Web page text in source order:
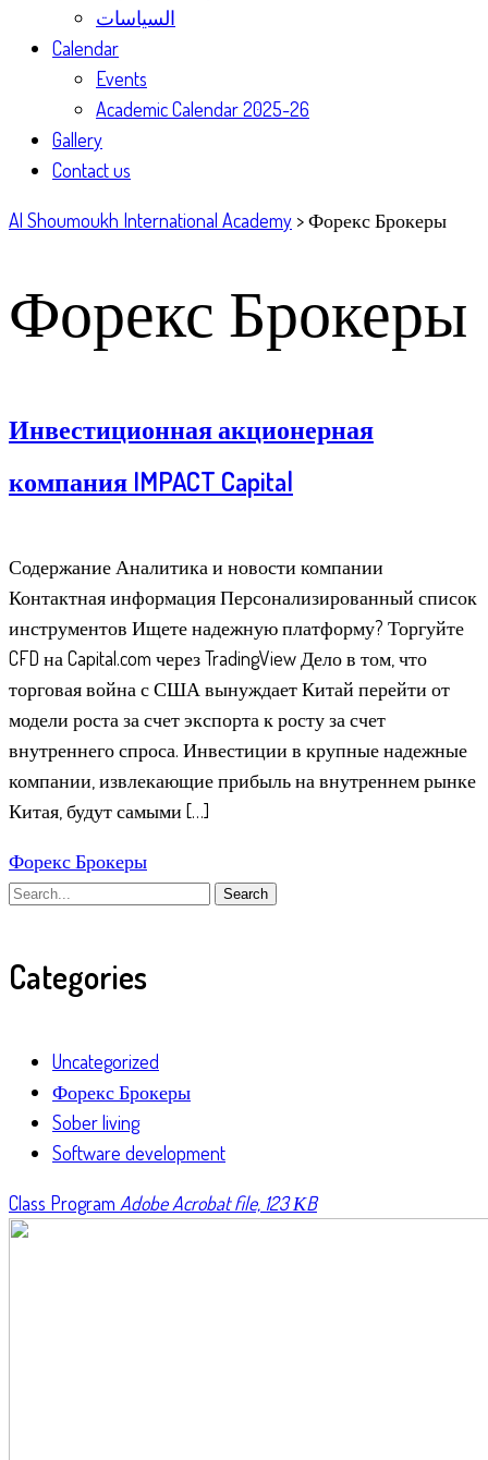
السياسات
Calendar
Events
Academic Calendar 2025-26
Gallery
Contact us
Al Shoumoukh International Academy >Форекс Брокеры
Форекс Брокеры
Инвестиционная акционерная
компания IMPACT Capital
Содержание Аналитика и новости компании
Контактная информация Персонализированный список
инструментов Ищете надежную платформу? Торгуйте
CFD на Capital.com через TradingView Дело в том, что
торговая война с США вынуждает Китай перейти от
модели роста за счет экспорта к росту за счет
внутреннего спроса. Инвестиции в крупные надежные
компании, извлекающие прибыль на внутреннем рынке
Китая, будут самыми […]
Форекс Брокеры
Search
Categories
Uncategorized
Форекс Брокеры
Sober living
Software development
Class Program Adobe Acrobat file, 123 КB